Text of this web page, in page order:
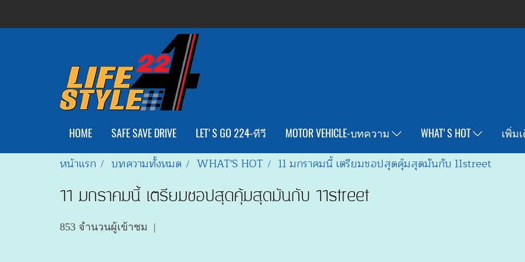
HOME SAFE SAVE DRIVE LET'S GO 224-ทีวี MOTOR VEHICLE-บทความ WHAT'S HOT เพิ่ม
หน้าแรก บทความทั้งหมด WHAT'S HOT 11 มกราคมนี้ เตรียมชอปสุดคุ้มสุดมันกับ 11street
11 มกราคมนี้ เตรียมชอปสุดคุ้มสุดมันกับ 11street
853 จำนวนผู้เข้าชม |